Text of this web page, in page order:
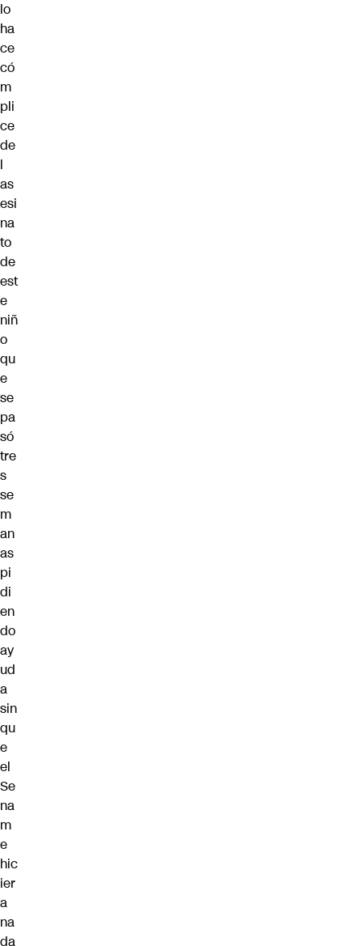
lo
ha
ce
có
m
pli
ce
de
l
as
esi
na
to
de
est
e
niñ
o
qu
e
se
pa
só
tre
s
se
m
an
as
pi
di
en
do
ay
ud
a
sin
qu
e
el
Se
na
m
e
hic
ier
a
na
da